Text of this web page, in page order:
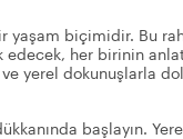
biçimidir. Bu
edecek, her birinin
ve yerel dokunuşlarla
başlayın.